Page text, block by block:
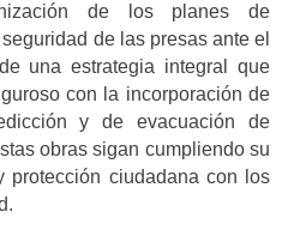
de los planes de
de las presas ante el
una estrategia integral que
con la incorporación de
y de evacuación de
obras sigan cumpliendo su
protección ciudadana con los